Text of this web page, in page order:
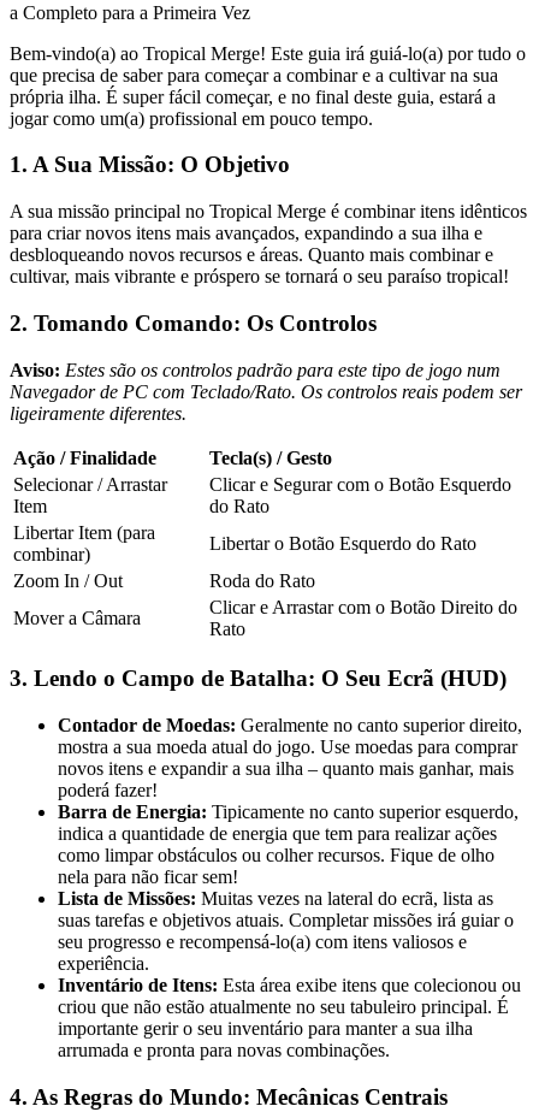
a Completo para a Primeira Vez
Bem-vindo(a) ao Tropical Merge! Este guia irá guiá-lo(a) por tudo o
que precisa de saber para começar a combinar e a cultivar na sua
própria ilha. É super fácil começar, e no final deste guia, estará a
jogar como um(a) profissional em pouco tempo.
1. A Sua Missão: O Objetivo
A sua missão principal no Tropical Merge é combinar itens idênticos
para criar novos itens mais avançados, expandindo a sua ilha e
desbloqueando novos recursos e áreas. Quanto mais combinar e
cultivar, mais vibrante e próspero se tornará o seu paraíso tropical!
2. Tomando Comando: Os Controlos
Aviso: Estes são os controlos padrão para este tipo de jogo num
Navegador de PC com Teclado/Rato. Os controlos reais podem ser
ligeiramente diferentes.
Ação / Finalidade
Tecla(s) / Gesto
Selecionar / Arrastar
Item
Clicar e Segurar com o Botão Esquerdo
do Rato
Libertar Item (para
combinar)
Libertar o Botão Esquerdo do Rato
Zoom In / Out
Roda do Rato
Mover a Câmara
Clicar e Arrastar com o Botão Direito do
Rato
3. Lendo o Campo de Batalha: O Seu Ecrã (HUD)
Contador de Moedas: Geralmente no canto superior direito,
mostra a sua moeda atual do jogo. Use moedas para comprar
novos itens e expandir a sua ilha – quanto mais ganhar, mais
poderá fazer!
Barra de Energia: Tipicamente no canto superior esquerdo,
indica a quantidade de energia que tem para realizar ações
como limpar obstáculos ou colher recursos. Fique de olho
nela para não ficar sem!
Lista de Missões: Muitas vezes na lateral do ecrã, lista as
suas tarefas e objetivos atuais. Completar missões irá guiar o
seu progresso e recompensá-lo(a) com itens valiosos e
experiência.
Inventário de Itens: Esta área exibe itens que colecionou ou
criou que não estão atualmente no seu tabuleiro principal. É
importante gerir o seu inventário para manter a sua ilha
arrumada e pronta para novas combinações.
4. As Regras do Mundo: Mecânicas Centrais